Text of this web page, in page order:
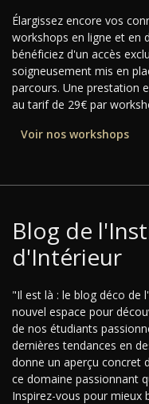
Élargissez encore vos
workshops en ligne et en
bénéficiez d'un accès
soigneusement mis en
parcours. Une prestation
au tarif de 29€ par
Voir nos workshops
Blog de
d'Intérieur
"Il est là : le blog déco de
nouvel espace pour
de nos étudiants
dernières tendances en
donne un aperçu concret
ce domaine passionnant
Inspirez-vous pour mieux